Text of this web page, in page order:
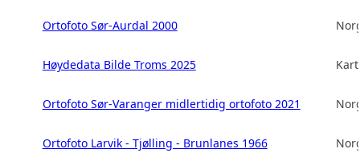
Ortofoto Sør-Aurdal 2000
Høydedata Bilde Troms 2025
Ortofoto Sør-Varanger midlertidig ortofoto 2021
Ortofoto Larvik - Tjølling - Brunlanes 1966